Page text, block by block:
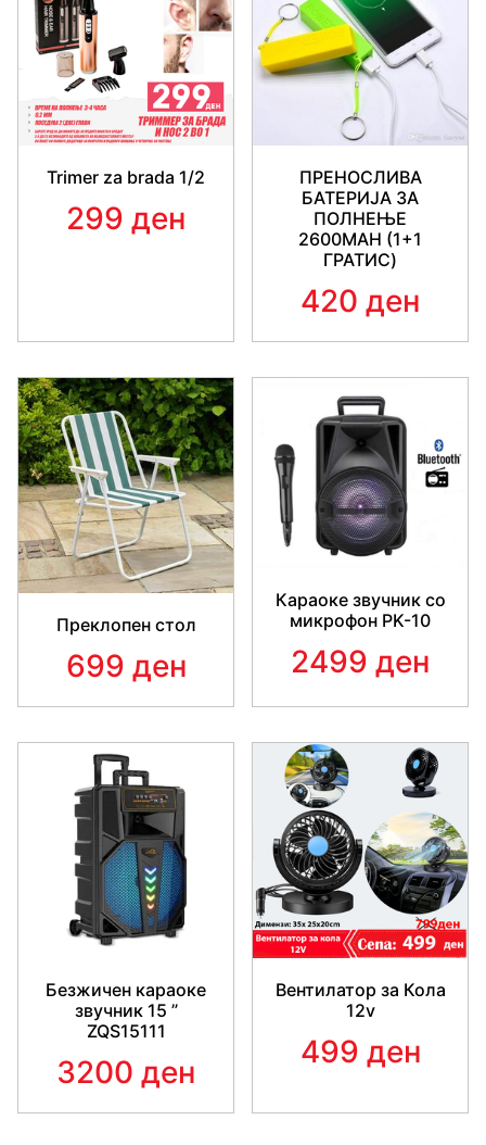
Trimer za brada 1/2
299 ден
ПРЕНОСЛИВА
БАТЕРИЈА ЗА
ПОЛНЕЊЕ
2600MAH (1+1
ГРАТИС)
420 ден
Преклопен стол
699 ден
Караоке звучник со
микрофон PK-10
2499 ден
Безжичен караоке
звучник 15 ”
ZQS15111
3200 ден
Вентилатор за Кола
12v
499 ден